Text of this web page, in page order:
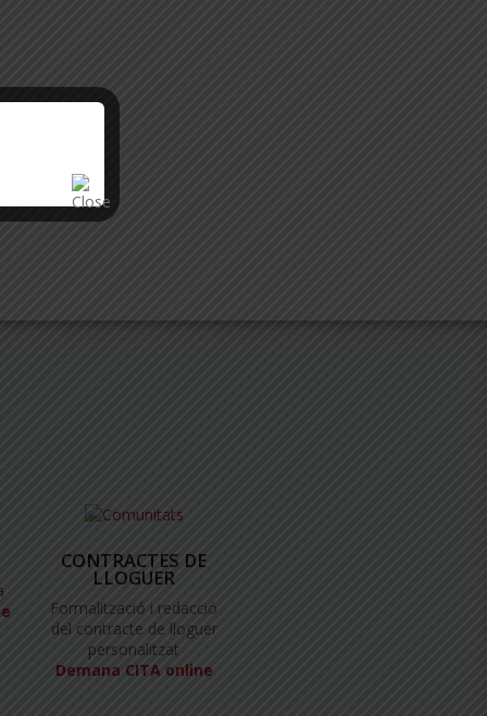
CONTRACTES DE
LLOGUER
Formalització i redacció
del contracte de lloguer
personalitzat
Demana CITA online